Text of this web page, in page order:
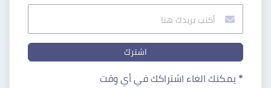
اشترك
* يمكنك الغاء اشتراكك في أي وقت